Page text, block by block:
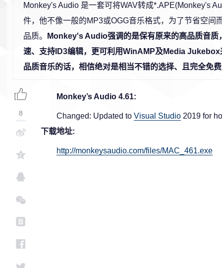
Monkey's Audio 是一套可将WAV转成*.APE(Monkey's
件，他不像一般的MP3或OGG音乐格式，为了节省空间
品质。
Monkey's Audio强调的是保有原来的高品质音质
速、支持ID3编辑，更可利用WinAMP及Media Jukebox
品质音乐的话，相信绝对是相当不错的选择、且完全免
Monkey’s Audio 4.61:
Changed: Updated to Visual Studio 2019 for
下载地址:
http://monkeysaudio.com/files/MAC_461.exe
8